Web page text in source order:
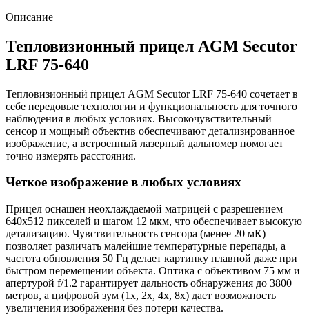
Описание
Тепловизионный прицел AGM Secutor
LRF 75-640
Тепловизионный прицел AGM Secutor LRF 75-640 сочетает в
себе передовые технологии и функциональность для точного
наблюдения в любых условиях. Высокочувствительный
сенсор и мощный объектив обеспечивают детализированное
изображение, а встроенный лазерный дальномер помогает
точно измерять расстояния.
Четкое изображение в любых условиях
Прицел оснащен неохлаждаемой матрицей с разрешением
640x512 пикселей и шагом 12 мкм, что обеспечивает высокую
детализацию. Чувствительность сенсора (менее 20 мК)
позволяет различать малейшие температурные перепады, а
частота обновления 50 Гц делает картинку плавной даже при
быстром перемещении объекта. Оптика с объективом 75 мм и
апертурой f/1.2 гарантирует дальность обнаружения до 3800
метров, а цифровой зум (1x, 2x, 4x, 8x) дает возможность
увеличения изображения без потери качества.